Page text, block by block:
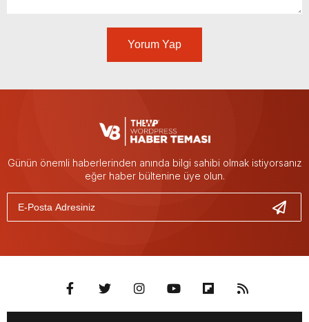
Yorum Yap
Günün önemli haberlerinden anında bilgi sahibi olmak istiyorsanız
eğer haber bültenine üye olun.